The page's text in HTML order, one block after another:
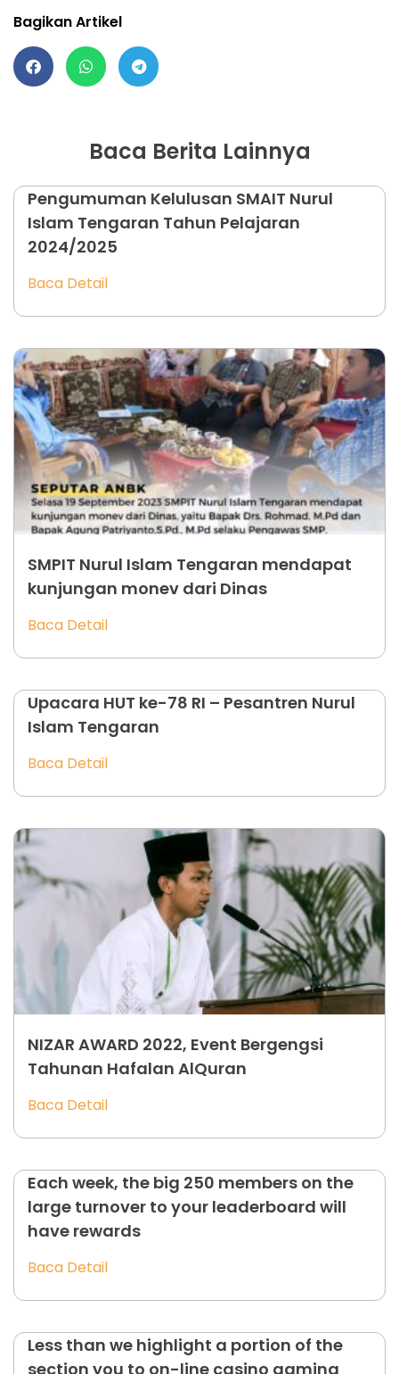
Bagikan Artikel
Baca Berita Lainnya
Pengumuman Kelulusan SMAIT Nurul
Islam Tengaran Tahun Pelajaran
2024/2025
Baca Detail
SMPIT Nurul Islam Tengaran mendapat
kunjungan monev dari Dinas
Baca Detail
Upacara HUT ke-78 RI – Pesantren Nurul
Islam Tengaran
Baca Detail
NIZAR AWARD 2022, Event Bergengsi
Tahunan Hafalan AlQuran
Baca Detail
Each week, the big 250 members on the
large turnover to your leaderboard will
have rewards
Baca Detail
Less than we highlight a portion of the
section you to on-line casino gaming